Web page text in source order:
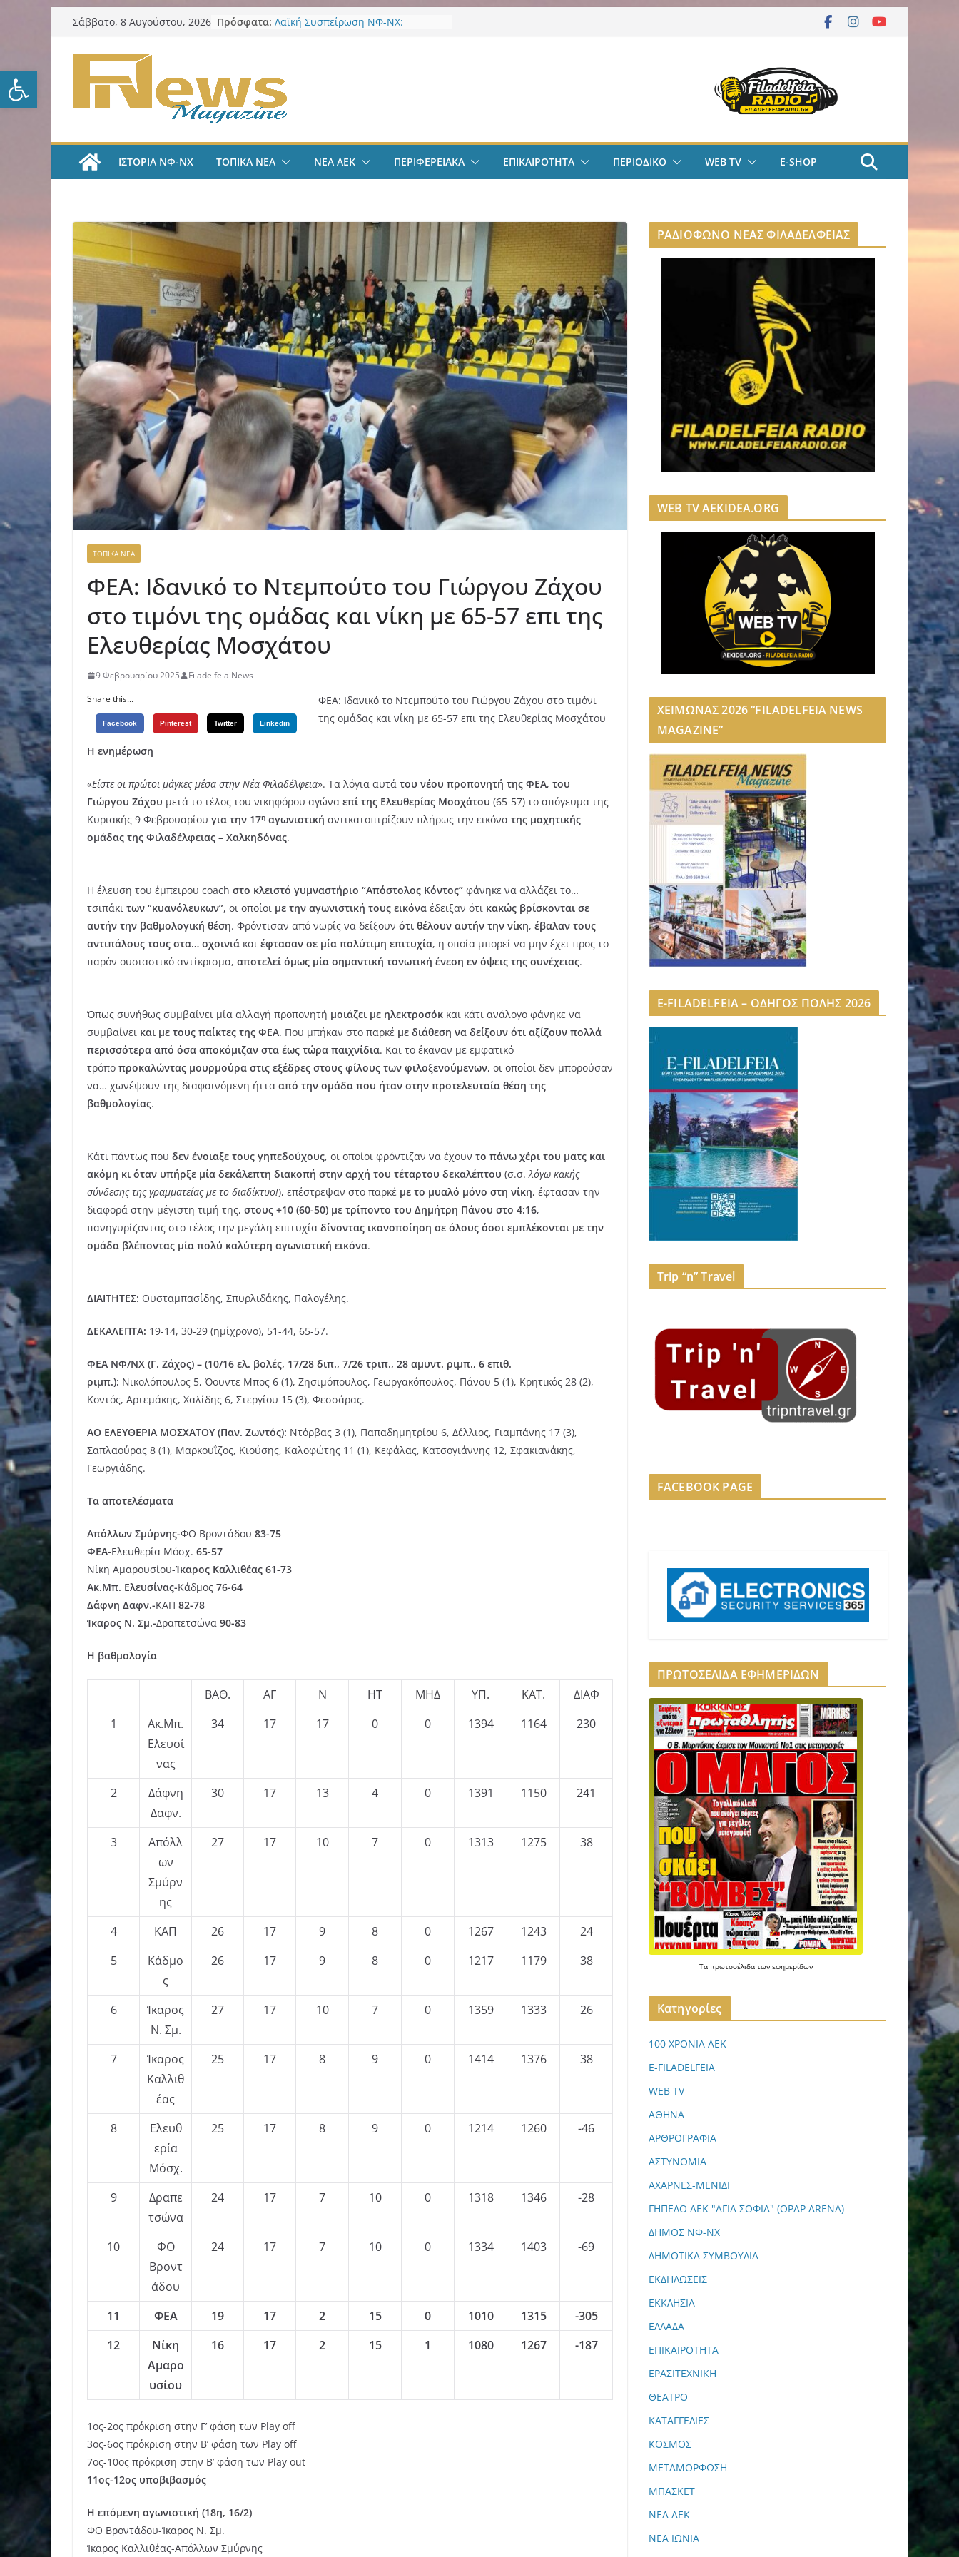
Ανοίξτε τη γραμμή εργαλείων
Μετάβαση
περιεχόμενο
Σάββατο, 8 Αυγούστου, 2026 Πρόσφατα: Λαϊκή Συσπείρωση ΝΦ-ΝΧ:
Στο υψηλότερο επίπεδο 3,5 ετών οι
διεθνείς τιμές
Δήμος ΝΦ-ΝΧ: Ένταξη στο
Πρόγραμμα “Ενεργώ”
μέσα από το filadelfeiaradio & web
tv
League» – Η ξεχωριστή υποδοχή
του Μάριου Ηλιόπουλου
ΙΣΤΟΡΙΑ ΝΦ-ΝΧ ΤΟΠΙΚΑ ΝΕΑ ΝΕΑ ΑΕΚ ΠΕΡΙΦΕΡΕΙΑΚΑ ΕΠΙΚΑΙΡΟΤΗΤΑ ΠΕΡΙΟΔΙΚΟ WEB TV E-SHOP
ΤΟΠΙΚΑ ΝΕΑ
ΦΕΑ: Ιδανικό το Ντεμπούτο του Γιώργου Ζάχου
στο τιμόνι της ομάδας και νίκη με 65-57 επι της
Ελευθερίας Μοσχάτου
9 Φεβρουαρίου 2025
Filadelfeia News
Share this...
Facebook Pinterest Twitter Linkedin
ΦΕΑ: Ιδανικό το Ντεμπούτο του Γιώργου Ζάχου στο τιμόνι
της ομάδας και νίκη με 65-57 επι της Ελευθερίας Μοσχάτου
Η ενημέρωση
«Είστε οι πρώτοι μάγκες μέσα στην Νέα Φιλαδέλφεια». Τα λόγια αυτά του νέου προπονητή της ΦΕΑ, του
Γιώργου Ζάχου μετά το τέλος του νικηφόρου αγώνα επί της Ελευθερίας Μοσχάτου (65-57) το απόγευμα της
Κυριακής 9 Φεβρουαρίου για την 17η αγωνιστική αντικατοπτρίζουν πλήρως την εικόνα της μαχητικής
ομάδας της Φιλαδέλφειας – Χαλκηδόνας.
Η έλευση του έμπειρου coach στο κλειστό γυμναστήριο “Απόστολος Κόντος” φάνηκε να αλλάζει το…
τσιπάκι των “κυανόλευκων”, οι οποίοι με την αγωνιστική τους εικόνα έδειξαν ότι κακώς βρίσκονται σε
αυτήν την βαθμολογική θέση. Φρόντισαν από νωρίς να δείξουν ότι θέλουν αυτήν την νίκη, έβαλαν τους
αντιπάλους τους στα… σχοινιά και έφτασαν σε μία πολύτιμη επιτυχία, η οποία μπορεί να μην έχει προς το
παρόν ουσιαστικό αντίκρισμα, αποτελεί όμως μία σημαντική τονωτική ένεση εν όψεις της συνέχειας.
Όπως συνήθως συμβαίνει μία αλλαγή προπονητή μοιάζει με ηλεκτροσόκ και κάτι ανάλογο φάνηκε να
συμβαίνει και με τους παίκτες της ΦΕΑ. Που μπήκαν στο παρκέ με διάθεση να δείξουν ότι αξίζουν πολλά
περισσότερα από όσα αποκόμιζαν στα έως τώρα παιχνίδια. Και το έκαναν με εμφατικό
τρόπο προκαλώντας μουρμούρα στις εξέδρες στους φίλους των φιλοξενούμενων, οι οποίοι δεν μπορούσαν
να… χωνέψουν της διαφαινόμενη ήττα από την ομάδα που ήταν στην προτελευταία θέση της
βαθμολογίας.
Κάτι πάντως που δεν ένοιαξε τους γηπεδούχους, οι οποίοι φρόντιζαν να έχουν το πάνω χέρι του ματς και
ακόμη κι όταν υπήρξε μία δεκάλεπτη διακοπή στην αρχή του τέταρτου δεκαλέπτου (σ.σ.λόγω κακής
σύνδεσης της γραμματείας με το διαδίκτυο!), επέστρεψαν στο παρκέ με το μυαλό μόνο στη νίκη, έφτασαν την
διαφορά στην μέγιστη τιμή της, στους +10 (60-50) με τρίποντο του Δημήτρη Πάνου στο 4:16,
πανηγυρίζοντας στο τέλος την μεγάλη επιτυχία δίνοντας ικανοποίηση σε όλους όσοι εμπλέκονται με την
ομάδα βλέποντας μία πολύ καλύτερη αγωνιστική εικόνα.
ΔΙΑΙΤΗΤΕΣ: Ουσταμπασίδης, Σπυρλιδάκης, Παλογέλης.
ΔΕΚΑΛΕΠΤΑ: 19-14, 30-29 (ημίχρονο), 51-44, 65-57.
ΦΕΑ ΝΦ/ΝΧ (Γ. Ζάχος) – (10/16 ελ. βολές, 17/28 διπ., 7/26 τριπ., 28 αμυντ. ριμπ., 6 επιθ.
ριμπ.): Νικολόπουλος 5, Όουντε Μπος 6 (1), Ζησιμόπουλος, Γεωργακόπουλος, Πάνου 5 (1), Κρητικός 28 (2),
Κοντός, Αρτεμάκης, Χαλίδης 6, Στεργίου 15 (3), Φεσσάρας.
ΑΟ ΕΛΕΥΘΕΡΙΑ ΜΟΣΧΑΤΟΥ (Παν. Ζωντός): Ντόρβας 3 (1), Παπαδημητρίου 6, Δέλλιος, Γιαμπάνης 17 (3),
Σαπλαούρας 8 (1), Μαρκουΐζος, Κιούσης, Καλοφώτης 11 (1), Κεφάλας, Κατσογιάννης 12, Σφακιανάκης,
Γεωργιάδης.
Τα αποτελέσματα
Απόλλων Σμύρνης-ΦΟ Βροντάδου 83-75
ΦΕΑ-Ελευθερία Μόσχ. 65-57
Νίκη Αμαρουσίου-Ίκαρος Καλλιθέας 61-73
Ακ.Μπ. Ελευσίνας-Κάδμος 76-64
Δάφνη Δαφν.-ΚΑΠ 82-78
Ίκαρος Ν. Σμ.-Δραπετσώνα 90-83
Η βαθμολογία
ΒΑΘ. ΑΓ Ν ΗΤ ΜΗΔ ΥΠ. ΚΑΤ.
ΔΙΑΦ
1
Ακ.Μπ.
Ελευσί
νας
34 17 17 0 0 1394 1164 230
2
Δάφνη
Δαφν.
30 17 13 4 0 1391 1150 241
3
Απόλλ
ων
Σμύρν
ης
27 17 10 7 0 1313 1275 38
4 ΚΑΠ 26 17 9 8 0 1267 1243
24
5
Κάδμο
ς
26 17 9 8 0 1217 1179 38
6
Ίκαρος
Ν. Σμ.
27 17 10 7 0 1359 1333 26
7
Ίκαρος
Καλλιθ
έας
25 17 8 9 0 1414 1376 38
8
Ελευθ
ερία
Μόσχ.
25 17 8 9 0 1214 1260 -46
9
Δραπε
τσώνα
24 17 7 10 0 1318 1346 -28
10
ΦΟ
Βροντ
άδου
24 17 7 10 0 1334 1403 -69
11 ΦΕΑ 19 17 2 15 0 1010 1315
-305
12
Νίκη
Αμαρο
υσίου
16 17 2 15 1 1080 1267 -187
1ος-2ος πρόκριση στην Γ’ φάση των Play off
3ος-6ος πρόκριση στην Β’ φάση των Play off
7ος-10ος πρόκριση στην Β’ φάση των Play out
11ος-12ος υποβιβασμός
Η επόμενη αγωνιστική (18η, 16/2)
ΦΟ Βροντάδου-Ίκαρος Ν. Σμ.
Ίκαρος Καλλιθέας-Απόλλων Σμύρνης
ΡΑΔΙΟΦΩΝΟ ΝΕΑΣ ΦΙΛΑΔΕΛΦΕΙΑΣ
WEB TV AEKIDEA.ORG
ΧΕΙΜΩΝΑΣ 2026 “FILADELFEIA NEWS
MAGAZINE”
E-FILADELFEIA – ΟΔΗΓΟΣ ΠΟΛΗΣ 2026
Trip “n” Travel
FACEBOOK PAGE
ΠΡΩΤΟΣΕΛΙΔΑ ΕΦΗΜΕΡΙΔΩΝ
Τα πρωτοσέλιδα των εφημερίδων
Kατηγορίες
100 ΧΡΟΝΙΑ ΑΕΚ
E-FILADELFEIA
WEB TV
ΑΘΗΝΑ
ΑΡΘΡΟΓΡΑΦΙΑ
ΑΣΤΥΝΟΜΙΑ
ΑΧΑΡΝΕΣ-ΜΕΝΙΔΙ
ΓΗΠΕΔΟ ΑΕΚ "ΑΓΙΑ ΣΟΦΙΑ" (OPAP ARENA)
ΔΗΜΟΣ ΝΦ-ΝΧ
ΔΗΜΟΤΙΚΑ ΣΥΜΒΟΥΛΙΑ
ΕΚΔΗΛΩΣΕΙΣ
ΕΚΚΛΗΣΙΑ
ΕΛΛΑΔΑ
ΕΠΙΚΑΙΡΟΤΗΤΑ
ΕΡΑΣΙΤΕΧΝΙΚΗ
ΘΕΑΤΡΟ
ΚΑΤΑΓΓΕΛΙΕΣ
ΚΟΣΜΟΣ
ΜΕΤΑΜΟΡΦΩΣΗ
ΜΠΑΣΚΕΤ
ΝΕΑ ΑΕΚ
ΝΕΑ ΙΩΝΙΑ